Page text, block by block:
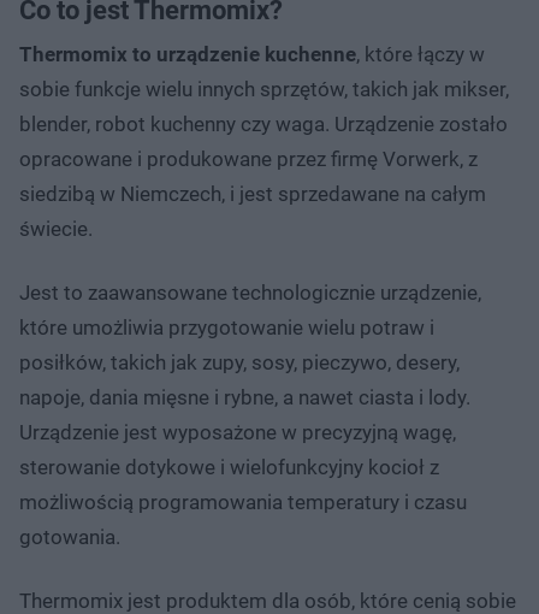
Co to jest Thermomix?
Thermomix to urządzenie kuchenne, które łączy w
sobie funkcje wielu innych sprzętów, takich jak mikser,
blender, robot kuchenny czy waga. Urządzenie zostało
opracowane i produkowane przez firmę Vorwerk, z
siedzibą w Niemczech, i jest sprzedawane na całym
świecie.
Jest to zaawansowane technologicznie urządzenie,
które umożliwia przygotowanie wielu potraw i
posiłków, takich jak zupy, sosy, pieczywo, desery,
napoje, dania mięsne i rybne, a nawet ciasta i lody.
Urządzenie jest wyposażone w precyzyjną wagę,
sterowanie dotykowe i wielofunkcyjny kocioł z
możliwością programowania temperatury i czasu
gotowania.
Thermomix jest produktem dla osób, które cenią sobie